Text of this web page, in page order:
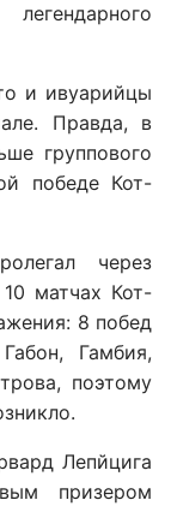
и ивуарийцы
Правда, в
группового
победе Кот-
через
матчах Кот-
8 побед
Гамбия,
поэтому
Лепйцига
призером